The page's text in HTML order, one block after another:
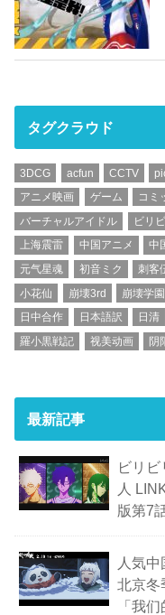
タグクラウド
3DCG acfun CCTV
アニメ映画
ゲーム コミ
バーチャルアイドル
ビリ
上海震雷
中国アニメ 中
元气星魂
初音ミク 刺客
小花仙
崩壊3rd 崩壊学園
日中合作
日本語訳 日清
羅小黒戦記
视美动画 阴
最新記事
ビリ
人
版第7
人気
北京冬
「我